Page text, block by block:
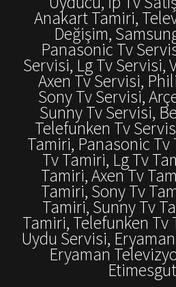
Anakart Tamiri,
Değişim,
Panasonic Tv
Servisi, Lg Tv Servisi,
Axen Tv Servisi,
Sony Tv Servisi,
Sunny Tv Servisi,
Telefunken Tv
Tamiri, Panasonic
Tv Tamiri, Lg Tv
Tamiri, Axen Tv
Tamiri, Sony Tv
Tamiri, Sunny Tv
Tamiri, Telefunken Tv
Uydu Servisi,
Eryaman